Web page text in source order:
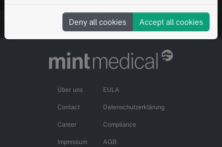
Über uns
Contact
Career
Impressum
EULA
Datenschutzerklärung
Compliance
AGB
Deny all cookies Accept all cookies